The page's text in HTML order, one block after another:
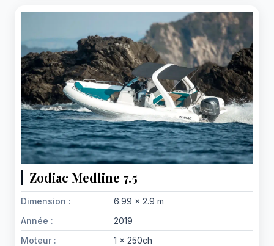
Zodiac Medline 7.5
Dimension :
6.99 x 2.9 m
Année :
2019
Moteur :
1 x 250ch